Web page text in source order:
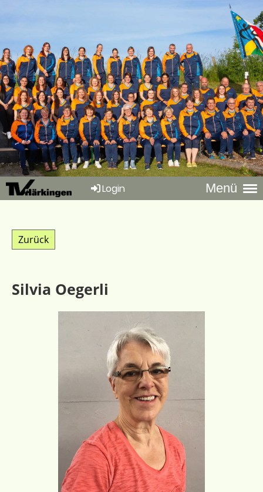
Menü
Login
Zurück
Silvia Oegerli